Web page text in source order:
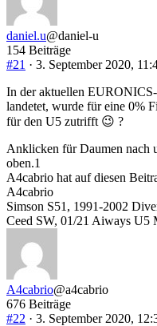
daniel.u@daniel-u
154 Beiträge
#21 · 3. September 2020,
In der aktuellen
landetet, wurde für eine 0%
für den U5 zutrifft 😉 ?
Anklicken für Daumen nach
oben.1
A4cabrio hat auf diesen
A4cabrio
Simson S51, 1991-2002
Ceed SW, 01/21 Aiways U5
A4cabrio@a4cabrio
676 Beiträge
#22 · 3. September 2020,